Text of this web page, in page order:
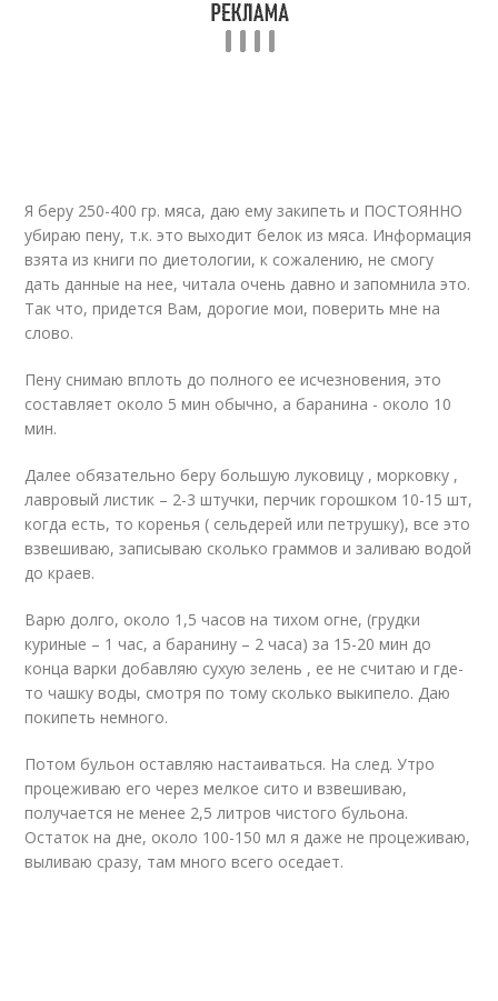
Я беру 250-400 гр. мяса, даю ему закипеть и ПОСТОЯННО
убираю пену, т.к. это выходит белок из мяса. Информация
взята из книги по диетологии, к сожалению, не смогу
дать данные на нее, читала очень давно и запомнила это.
Так что, придется Вам, дорогие мои, поверить мне на
слово.
Пену снимаю вплоть до полного ее исчезновения, это
составляет около 5 мин обычно, а баранина - около 10
мин.
Далее обязательно беру большую луковицу , морковку ,
лавровый листик – 2-3 штучки, перчик горошком 10-15 шт,
когда есть, то коренья ( сельдерей или петрушку), все это
взвешиваю, записываю сколько граммов и заливаю водой
до краев.
Варю долго, около 1,5 часов на тихом огне, (грудки
куриные – 1 час, а баранину – 2 часа) за 15-20 мин до
конца варки добавляю сухую зелень , ее не считаю и где-
то чашку воды, смотря по тому сколько выкипело. Даю
покипеть немного.
Потом бульон оставляю настаиваться. На след. Утро
процеживаю его через мелкое сито и взвешиваю,
получается не менее 2,5 литров чистого бульона.
Остаток на дне, около 100-150 мл я даже не процеживаю,
выливаю сразу, там много всего оседает.